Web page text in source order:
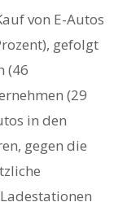
von E-Autos
gefolgt
(46
(29
in den
gegen die